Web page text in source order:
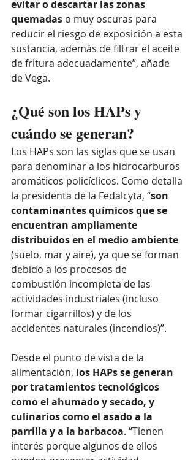
evitar o descartar las zonas
quemadas o muy oscuras para
reducir el riesgo de exposición a esta
sustancia, además de filtrar el aceite
de fritura adecuadamente”, añade
de Vega.
¿Qué son los HAPs y
cuándo se generan?
Los HAPs son las siglas que se usan
para denominar a los hidrocarburos
aromáticos policíclicos. Como detalla
la presidenta de la Fedalcyta, “son
contaminantes químicos que se
encuentran ampliamente
distribuidos en el medio ambiente
(suelo, mar y aire), ya que se forman
debido a los procesos de
combustión incompleta de las
actividades industriales (incluso
formar cigarrillos) y de los
accidentes naturales (incendios)”.
Desde el punto de vista de la
alimentación, los HAPs se generan
por tratamientos tecnológicos
como el ahumado y secado, y
culinarios como el asado a la
parrilla y a la barbacoa. “Tienen
interés porque algunos de ellos